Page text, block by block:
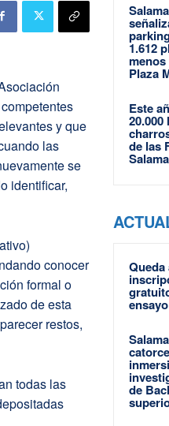
y que
las
se
identificar,
conocer
formal o
de esta
restos,
todas las
1.612
Plaza
Este
de las
de